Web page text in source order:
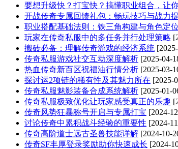
要想升级快？打宝快？搞懂职业组合，让
开战传奇专属回馈礼包：畅玩技巧与战力
职业搭配基础法则：铁三角构建与角色定位
玩家在传奇私服中的多任务并行处理策略
搬砖必备：理解传奇游戏的经济系统
传奇私服游戏社交互动深度解析 [2025-04-
热血传奇新百区祝福油行情分析 [2025-03-
探讨运2项链的稀有性及其魅力所在 [2025-
传奇私服魅影装备合成系统解析 [2025-01-
传奇私服极致优化让玩家感受真正的乐趣
传奇风势狂暴称号开启与专属打宝 [2024-
讨论传奇中累积战斗经验的重要性 [2024-
传奇高阶道士远古圣兽技能详解 [2024-10-
传奇SF丰厚登录奖励助你快速成长 [2024-